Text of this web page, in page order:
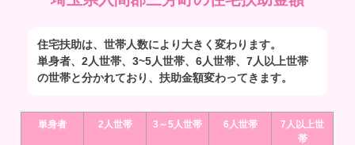
住宅扶助は、世帯人数により大きく変わります。
単身者、2人世帯、3~5人世帯、6人世帯、7人以上世帯
の世帯と分かれており、扶助金額変わってきます。
単身者 2人世帯 3～5人世帯 6人世帯
7人以上世
帯